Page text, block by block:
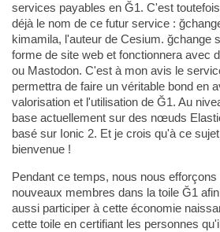
services payables en Ğ1. C'est
déjà le nom de ce futur service :
kimamila, l'auteur de Cesium. ğchange
forme de site web et fonctionnera avec
ou Mastodon. C'est à mon avis le
permettra de faire un véritable bond en
valorisation et l'utilisation de Ğ1. Au
base actuellement sur des nœuds
basé sur Ionic 2. Et je crois qu'à ce
bienvenue !
Pendant ce temps, nous nous efforçons
nouveaux membres dans la toile Ğ1
aussi participer à cette économie
cette toile en certifiant les personnes